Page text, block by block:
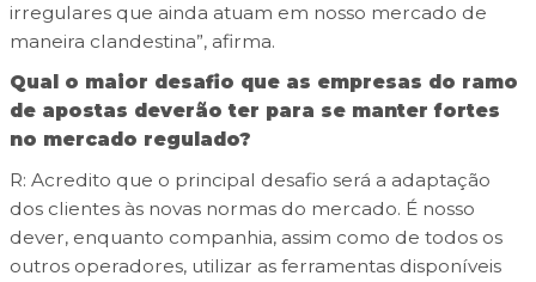
irregulares que ainda atuam em nosso mercado de
maneira clandestina”, afirma.
Qual o maior desafio que as empresas do ramo
de apostas deverão ter para se manter fortes
no mercado regulado?
R: Acredito que o principal desafio será a adaptação
dos clientes às novas normas do mercado. É nosso
dever, enquanto companhia, assim como de todos os
outros operadores, utilizar as ferramentas disponíveis